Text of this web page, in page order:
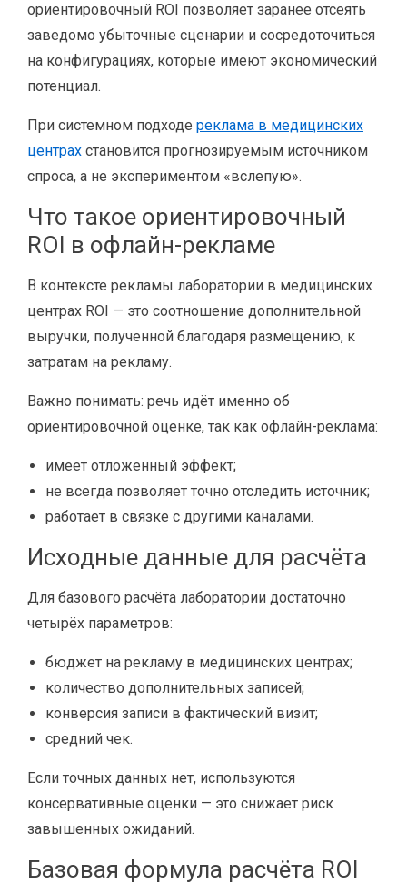
ориентировочный ROI позволяет заранее отсеять
заведомо убыточные сценарии и сосредоточиться
на конфигурациях, которые имеют экономический
потенциал.
При системном подходе реклама в медицинских
центрах становится прогнозируемым источником
спроса, а не экспериментом «вслепую».
Что такое ориентировочный
ROI в офлайн-рекламе
В контексте рекламы лаборатории в медицинских
центрах ROI — это соотношение дополнительной
выручки, полученной благодаря размещению, к
затратам на рекламу.
Важно понимать: речь идёт именно об
ориентировочной оценке, так как офлайн-реклама:
имеет отложенный эффект;
не всегда позволяет точно отследить источник;
работает в связке с другими каналами.
Исходные данные для расчёта
Для базового расчёта лаборатории достаточно
четырёх параметров:
бюджет на рекламу в медицинских центрах;
количество дополнительных записей;
конверсия записи в фактический визит;
средний чек.
Если точных данных нет, используются
консервативные оценки — это снижает риск
завышенных ожиданий.
Базовая формула расчёта ROI